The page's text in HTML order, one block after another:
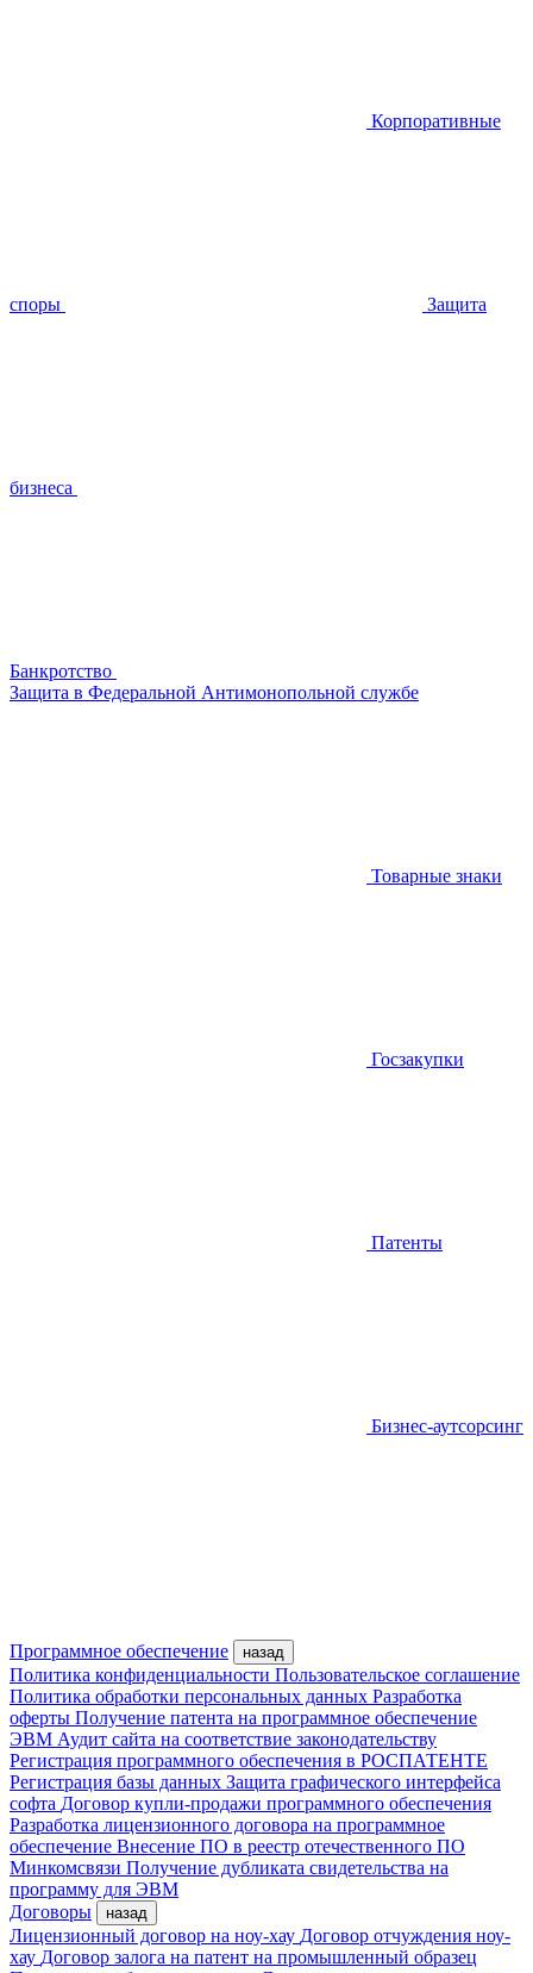
Корпоративные
споры Защита
бизнеса
Банкротство
Защита в Федеральной Антимонопольной службе
Товарные знаки
Госзакупки
Патенты
Бизнес-аутсорсинг
Программное обеспечение назад
Политика конфиденциальности Пользовательское соглашение
Политика обработки персональных данных Разработка
оферты Получение патента на программное обеспечение
ЭВМ Аудит сайта на соответствие законодательству
Регистрация программного обеспечения в РОСПАТЕНТЕ
Регистрация базы данных Защита графического интерфейса
софта Договор купли-продажи программного обеспечения
Разработка лицензионного договора на программное
обеспечение Внесение ПО в реестр отечественного ПО
Минкомсвязи Получение дубликата свидетельства на
программу для ЭВМ
Договоры
назад
Лицензионный договор на ноу-хау Договор отчуждения ноу-
хау Договор залога на патент на промышленный образец